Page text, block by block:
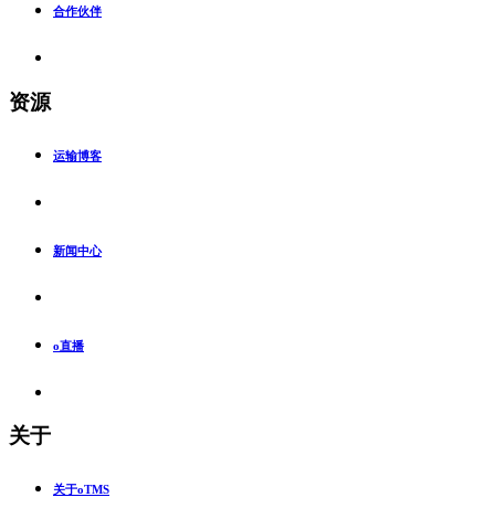
合作伙伴
资源
运输博客
新闻中心
o直播
关于
关于oTMS